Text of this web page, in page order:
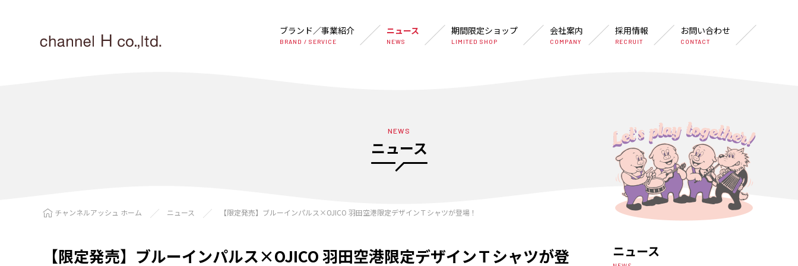
ブランド／事業紹介
BRAND / SERVICE
ニュース
NEWS
期間限定ショップ
LIMITED SHOP
会社案内
COMPANY
採用情報
RECRUIT
お問い合わせ
CONTACT
NEWS
ニュース
チャンネルアッシュ ホーム ニュース 【限定発売】ブルーインパルス×OJICO 羽田空港限定デザインＴシャツが登場！
【限定発売】ブルーインパルス×OJICO 羽田空港限定デザインＴシャツが登 ニュース